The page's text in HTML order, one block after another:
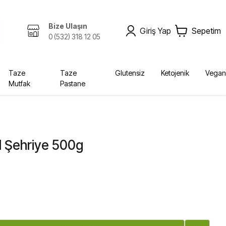
Bize Ulaşın
0 (532) 318 12 05
Giriş Yap Sepetim
Bebek Bezleri
Diğer
Taze
Mutfak
Taze
Pastane
Glutensiz Ketojenik Vegan
Şehriye 500g